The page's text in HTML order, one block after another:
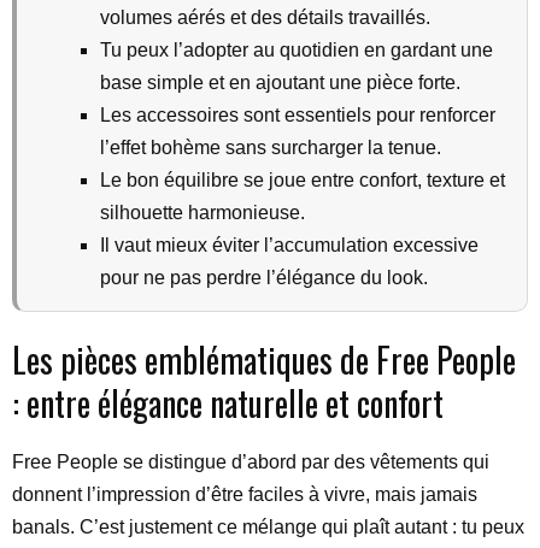
volumes aérés et des détails travaillés.
Tu peux l’adopter au quotidien en gardant une
base simple et en ajoutant une pièce forte.
Les accessoires sont essentiels pour renforcer
l’effet bohème sans surcharger la tenue.
Le bon équilibre se joue entre confort, texture et
silhouette harmonieuse.
Il vaut mieux éviter l’accumulation excessive
pour ne pas perdre l’élégance du look.
Les pièces emblématiques de Free People
: entre élégance naturelle et confort
Free People se distingue d’abord par des vêtements qui
donnent l’impression d’être faciles à vivre, mais jamais
banals. C’est justement ce mélange qui plaît autant : tu peux